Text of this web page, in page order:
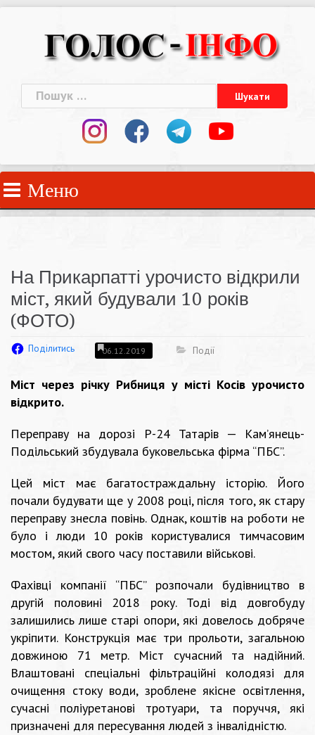
Пошук:
Меню
На Прикарпатті урочисто відкрили
міст, який будували 10 років
(ФОТО)
Поділитись 06.12.2019 Події
Міст через річку Рибниця у місті Косів урочисто
відкрито.
Переправу на дорозі Р-24 Татарів — Кам’янець-
Подільський збудувала буковельська фірма “ПБС”.
Цей міст має багатостраждальну історію. Його
почали будувати ще у 2008 році, після того, як стару
переправу знесла повінь. Однак, коштів на роботи не
було і люди 10 років користувалися тимчасовим
мостом, який свого часу поставили військові.
Фахівці компанії “ПБС” розпочали будівництво в
другій половині 2018 року. Тоді від довгобуду
залишились лише старі опори, які довелось добряче
укріпити. Конструкція має три прольоти, загальною
довжиною 71 метр. Міст сучасний та надійний.
Влаштовані спеціальні фільтраційні колодязі для
очищення стоку води, зроблене якісне освітлення,
сучасні поліуретанові тротуари, та поруччя, які
призначені для пересування людей з інвалідністю.